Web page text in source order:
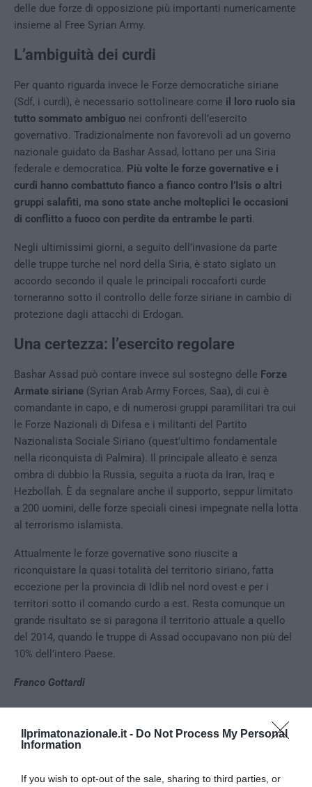
Ilprimatonazionale.it - Do Not Process My Personal
Information
If you wish to opt-out of the sale, sharing to third parties, or
delle due forze di opposizione più importanti numericamente
insieme al Free Syrian Army.
L’ambiguità dei curdi
Per quanto riguarda invece le Forze democratiche siriane
(Sdf, i curdi), è necessario sottolineare come il loro ruolo sia
tutto sommato ambiguo nei confronti dell’esercito
governativo. Tradizionalmente non favorevoli ad un governo
nazionale guidato da Bashar Assad, lottano per una Siria
federale e democratica. Più volte le forze governative e i
curdi hanno combattuto fianco a fianco contro l’Isis o altri
gruppi salafiti, ma sono state anche molteplici le occasioni
di conflitto a fuoco con perdite da entrambe le parti
Negli ultimissimi giorni, a seguito dell’invasione da parte
delle truppe turche nel nord della Siria, è stato siglato un
accordo secondo il quale le principali roccaforti curde
torneranno sotto il controllo delle forze siriane in cambio di
protezione dagli attacchi di Erdogan.
Una certezza: l’esercito regolare
Bashar Assad può contare invece sul sostegno delle Forze
Armate siriane (Syrian Arab Army Forces, Saa), di cui è
comandante in capo, e di numerosi gruppi paramilitari tra cui
le Forze Nazionali di Difesa e i militanti del Partito
Nazionalista Sociale Siriano (quest’ultimo fondamentale
nella riconquista di Palmira). Il principale alleato è senza
ombra di dubbio la Russia, seguita a ruota da Iran, Iraq e
Hezbollah. È da segnalare anche il supporto, seppur limitato
a 200 uomini, delle forze speciali cinesi impegnate nella lotta
al terrorismo islamista.
Attualmente le forze governative sono riuscite a
riconquistare la quasi totalità del territorio siriano, fatta
eccezione per la provincia di Idlib nel nord ovest e per i
territori sotto il comando curdo a est. Resta comunque un
grande risultato se si paragona il territorio attuale a quello
del 2014, quando le truppe di Assad occupavano non più del
10% dell’intero Paese.
Franco Gottardi
CONVIDIDI